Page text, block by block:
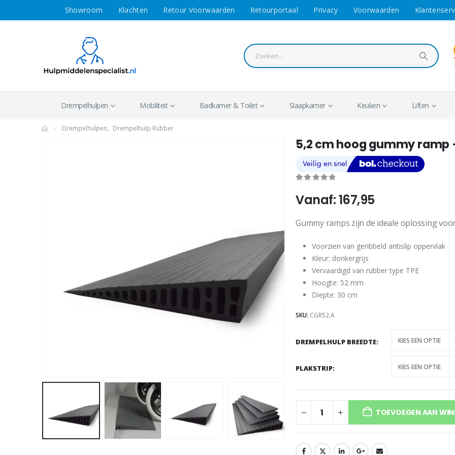
Showroom Klachten Retour Voorwaarden Retourportaal Privacy Voorwaarden
Drempelhulpen Mobiliteit Badkamer & Toilet Slaapkamer Keuken Liften
Drempelhulpen, Drempelhulp Rubber
5,2 cm hoog gummy ramp
Vanaf:167,95
Gummy ramps zijn de ideale oplossing
Voorzien van geribbeld antislip oppervlak
Kleur: donkergrijs
Vervaardigd van rubber type TPE
Hoogte: 52 mm
Diepte: 30 cm
SKU: CGR52.A
DREMPELHULP BREEDTE
PLAKSTRIP
TOEVOEGEN AAN